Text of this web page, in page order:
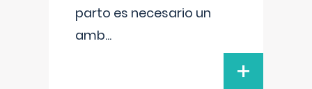
parto es necesario un
amb...
+